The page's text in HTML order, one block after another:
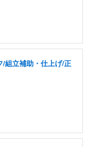
/組立補助・仕上げ/正